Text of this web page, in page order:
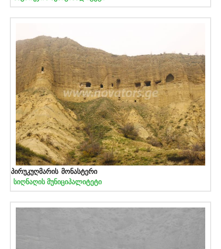
პირუკუღმარის მონასტერი
სიღნაღის მუნიციპალიტეტი